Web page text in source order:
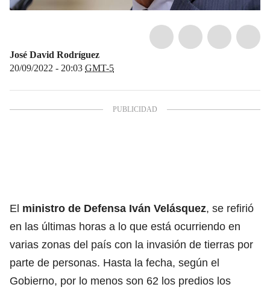
José David Rodríguez
20/09/2022 - 20:03 GMT-5
El ministro de Defensa Iván Velásquez, se refirió
en las últimas horas a lo que está ocurriendo en
varias zonas del país con la invasión de tierras por
parte de personas. Hasta la fecha, según el
Gobierno, por lo menos son 62 los predios los